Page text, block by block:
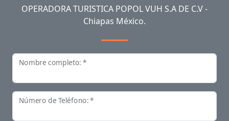
OPERADORA TURISTICA POPOL VUH S.A DE C.V -
Chiapas México.
Nombre completo: *
Número de Teléfono: *